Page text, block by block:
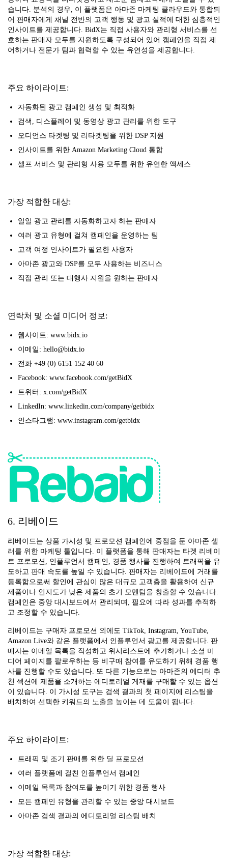
습니다. 분석의 경우, 이 플랫폼은 아마존 마케팅 클라우드와 통합되
어 판매자에게 채널 전반의 고객 행동 및 광고 실적에 대한 심층적인
인사이트를 제공합니다. BidX는 직접 사용자와 관리형 서비스를 선
호하는 판매자 모두를 지원하도록 구성되어 있어 캠페인을 직접 제
어하거나 전문가 팀과 협력할 수 있는 유연성을 제공합니다.
주요 하이라이트:
자동화된 광고 캠페인 생성 및 최적화
검색, 디스플레이 및 동영상 광고 관리를 위한 도구
오디언스 타겟팅 및 리타겟팅을 위한 DSP 지원
인사이트를 위한 Amazon Marketing Cloud 통합
셀프 서비스 및 관리형 사용 모두를 위한 유연한 액세스
가장 적합한 대상:
일일 광고 관리를 자동화하고자 하는 판매자
여러 광고 유형에 걸쳐 캠페인을 운영하는 팀
고객 여정 인사이트가 필요한 사용자
아마존 광고와 DSP를 모두 사용하는 비즈니스
직접 관리 또는 대행사 지원을 원하는 판매자
연락처 및 소셜 미디어 정보:
웹사이트: www.bidx.io
이메일: hello@bidx.io
전화 +49 (0) 6151 152 40 60
Facebook: www.facebook.com/getBidX
트위터: x.com/getBidX
LinkedIn: www.linkedin.com/company/getbidx
인스타그램: www.instagram.com/getbidx
6. 리베이드
리베이드는 상품 가시성 및 프로모션 캠페인에 중점을 둔 아마존 셀
러를 위한 마케팅 툴입니다. 이 플랫폼을 통해 판매자는 타겟 리베이
트 프로모션, 인플루언서 캠페인, 경품 행사를 진행하여 트래픽을 유
도하고 판매 속도를 높일 수 있습니다. 판매자는 리베이드에 거래를
등록함으로써 할인에 관심이 많은 대규모 고객층을 활용하여 신규
제품이나 인지도가 낮은 제품의 초기 모멘텀을 창출할 수 있습니다.
캠페인은 중앙 대시보드에서 관리되며, 필요에 따라 성과를 추적하
고 조정할 수 있습니다.
리베이드는 구매자 프로모션 외에도 TikTok, Instagram, YouTube,
Amazon Live와 같은 플랫폼에서 인플루언서 광고를 제공합니다. 판
매자는 이메일 목록을 작성하고 위시리스트에 추가하거나 소셜 미
디어 페이지를 팔로우하는 등 비구매 참여를 유도하기 위해 경품 행
사를 진행할 수도 있습니다. 또 다른 기능으로는 아마존의 에디터 추
천 섹션에 제품을 소개하는 에디토리얼 게재를 구매할 수 있는 옵션
이 있습니다. 이 가시성 도구는 검색 결과의 첫 페이지에 리스팅을
배치하여 선택한 키워드의 노출을 높이는 데 도움이 됩니다.
주요 하이라이트:
트래픽 및 조기 판매를 위한 딜 프로모션
여러 플랫폼에 걸친 인플루언서 캠페인
이메일 목록과 참여도를 높이기 위한 경품 행사
모든 캠페인 유형을 관리할 수 있는 중앙 대시보드
아마존 검색 결과의 에디토리얼 리스팅 배치
가장 적합한 대상: